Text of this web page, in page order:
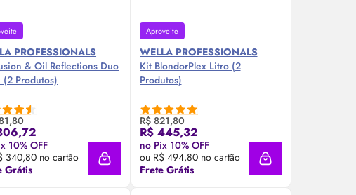
PROFESSIONALS
&Oil Reflections Duo
(2 Produtos)
10% OFF
340,80 no cartão
Grátis
Compre Agora ❯
Adicionar à sacola
Aproveite
WELLA PROFESSIONALS
Kit BlondorPlex Litro (2
Produtos)
R$ 821,80
R$ 445,32
no Pix 10% OFF
ou R$ 494,80 no cartão
Frete Grátis
Compre Agora ❯
Adicionar à sacola